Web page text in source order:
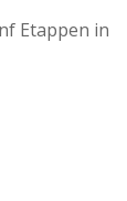
Etappen in